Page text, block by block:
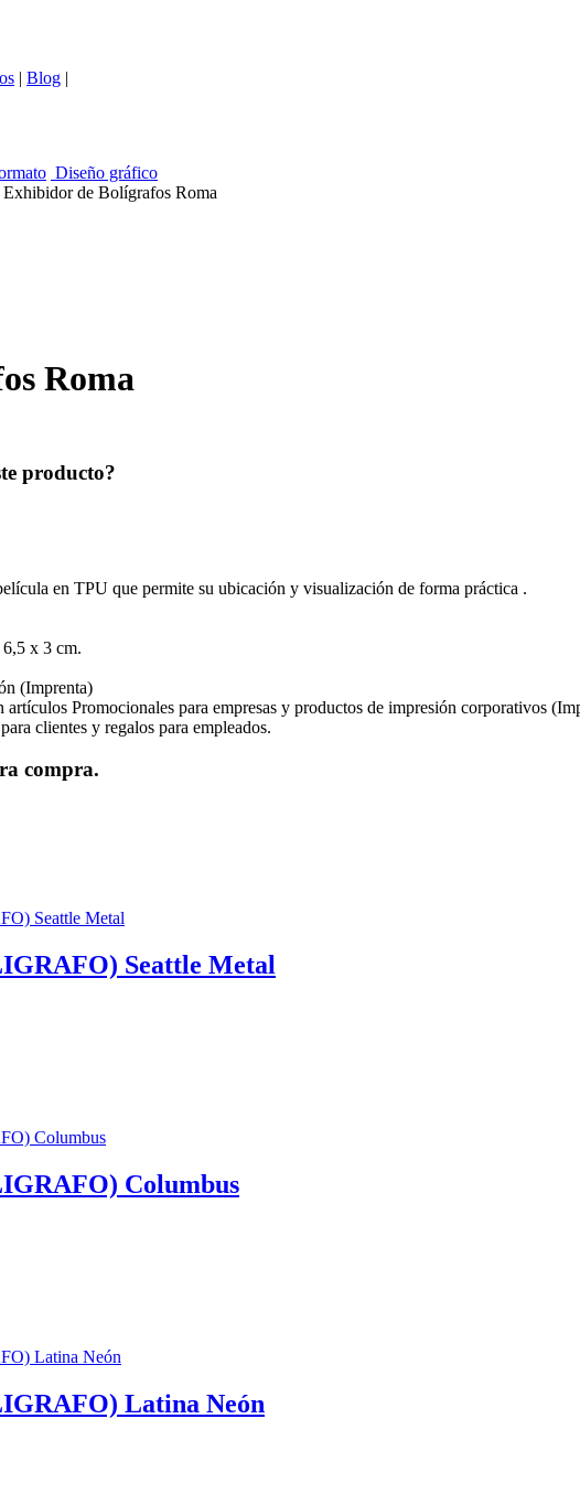
| Blog |
Diseño gráfico
Exhibidor de Bolígrafos Roma
Roma
producto?
en TPU que permite su ubicación y visualización de forma práctica .
x 3 cm.
(Imprenta)
Promocionales para empresas y productos de impresión corporativos
clientes y regalos para empleados.
compra.
Seattle Metal
Columbus
Latina Neón